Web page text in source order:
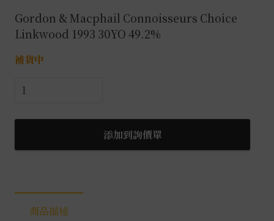
Gordon & Macphail Connoisseurs Choice
Linkwood 1993 30YO 49.2%
補貨中
GM
登
克
林
添加到詢價單
商品描述